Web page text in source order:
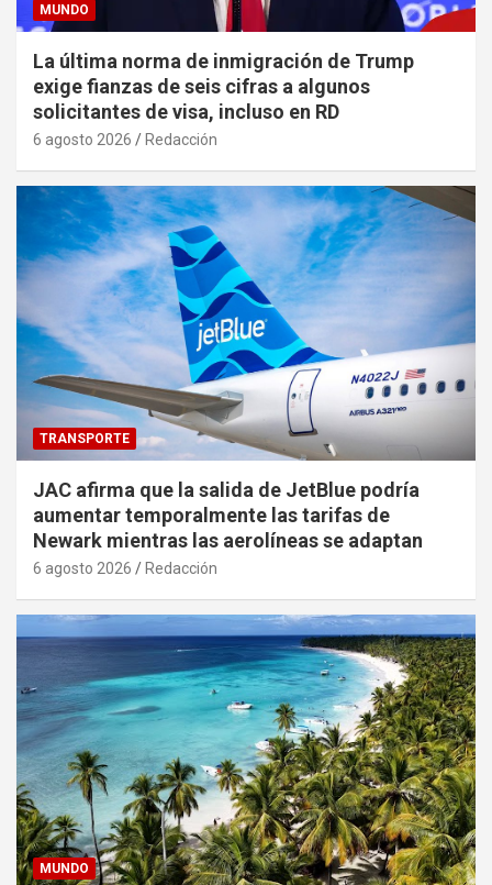
MUNDO
La última norma de inmigración de Trump
exige fianzas de seis cifras a algunos
solicitantes de visa, incluso en RD
6 agosto 2026 Redacción
TRANSPORTE
JAC afirma que la salida de JetBlue podría
aumentar temporalmente las tarifas de
Newark mientras las aerolíneas se adaptan
6 agosto 2026 Redacción
MUNDO